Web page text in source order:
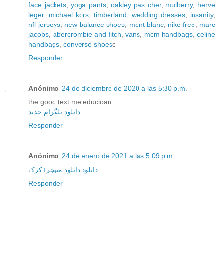
face jackets,yoga pants, oakley pas cher, mulberry, herve
leger, michael kors timberland wedding dresses insanity,
nfl jerseys, new balance shoes mont blanc nike free
marc
jacobs abercrombie and fitch ,vans mcm handbags ,celine
handbags converse shoesc
Responder
Anónimo 24 de diciembre de 2020 a las 5:30 p.m.
the good text me educioan
دانلود تلگرام جدید
Responder
Anónimo 24 de enero de 2021 a las 5:09 p.m.
دانلود دانلود منیجر+کرک
Responder